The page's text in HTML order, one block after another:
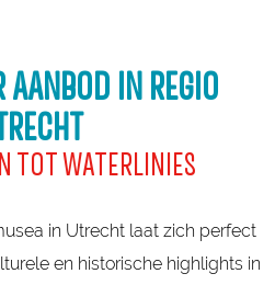
AANBOD IN REGIO
TOT WATERLINIES
in Utrecht laat zich perfect
en historische highlights in